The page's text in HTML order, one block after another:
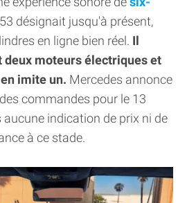
désignait jusqu'à présent,
en ligne bien réel. Il
deux moteurs électriques et
imite un. Mercedes annonce
commandes pour le 13
aucune indication de prix ni de
à ce stade.